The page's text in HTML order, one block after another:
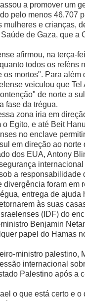
a promover um
pelo menos 46.707
mulheres e crianças,
de Gaza, que a
afirmou, na terça-
todos os reféns
os mortos". Para além
veiculou que Tel
de norte a
fase da trégua.
zona iria em
o Egito, e até Beit
no enclave
em direção ao norte
dos EUA, Antony
a responsabilidade
divergência foram em
entrega de ajuda
às suas
(IDF) do
Benjamin
papel do Hamas
ministro palestino,
internacional
Palestino após a
o que está certo e o